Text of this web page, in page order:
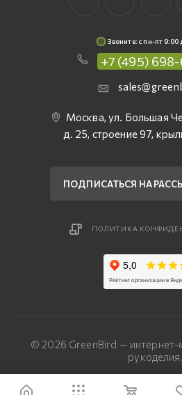
Звоните: c пн-пт 9:00
+7 (495)
Москва, ул. Большая
д. 25, строение 97,
ПОДПИСАТЬСЯ НА
ПОЛИТИКА
© 2026 GreenBird — интернет-
рукоделия.
Разработка сайта —